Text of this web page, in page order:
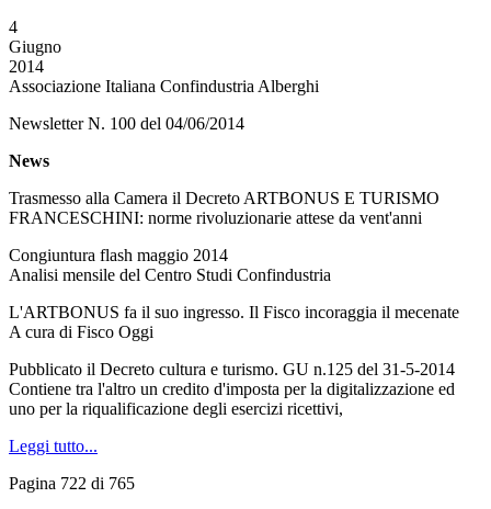
4
Giugno
2014
Associazione Italiana Confindustria Alberghi
Newsletter N. 100 del 04/06/2014
News
Trasmesso alla Camera il Decreto ARTBONUS E TURISMO
FRANCESCHINI: norme rivoluzionarie attese da vent'anni
Congiuntura flash maggio 2014
Analisi mensile del Centro Studi Confindustria
L'ARTBONUS fa il suo ingresso. Il Fisco incoraggia il mecenate
A cura di Fisco Oggi
Pubblicato il Decreto cultura e turismo. GU n.125 del 31-5-2014
Contiene tra l'altro un credito d'imposta per la digitalizzazione ed
uno per la riqualificazione degli esercizi ricettivi,
Leggi tutto...
Pagina 722 di 765